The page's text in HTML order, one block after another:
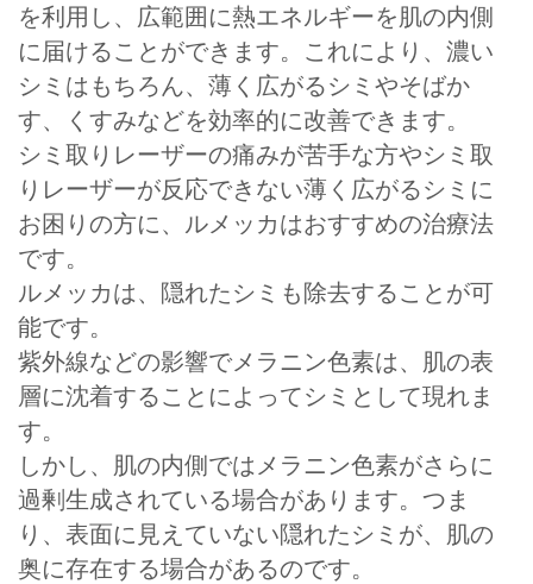
を利用し、広範囲に熱エネルギーを肌の内側
に届けることができます。これにより、濃い
シミはもちろん、薄く広がるシミやそばか
す、くすみなどを効率的に改善できます。
シミ取りレーザーの痛みが苦手な方やシミ取
りレーザーが反応できない薄く広がるシミに
お困りの方に、ルメッカはおすすめの治療法
です。
ルメッカは、隠れたシミも除去することが可
能です。
紫外線などの影響でメラニン色素は、肌の表
層に沈着することによってシミとして現れま
す。
しかし、肌の内側ではメラニン色素がさらに
過剰生成されている場合があります。つま
り、表面に見えていない隠れたシミが、肌の
奥に存在する場合があるのです。